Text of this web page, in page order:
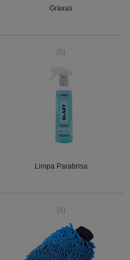
Graxas
(5)
Limpa Parabrisa
(4)